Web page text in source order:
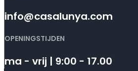
info@casalunya.com
OPENINGSTIJDEN
ma - vrij | 9:00 - 17.00